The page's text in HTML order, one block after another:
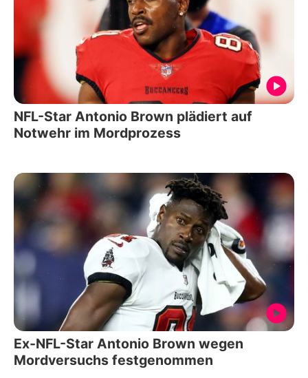
NFL-Star Antonio Brown plädiert auf
Notwehr im Mordprozess
Ex-NFL-Star Antonio Brown wegen
Mordversuchs festgenommen